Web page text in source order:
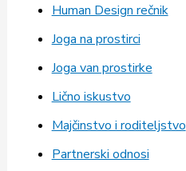
Human Design rečnik
Joga na prostirci
Joga van prostirke
Lično iskustvo
Majčinstvo i roditeljstvo
Partnerski odnosi